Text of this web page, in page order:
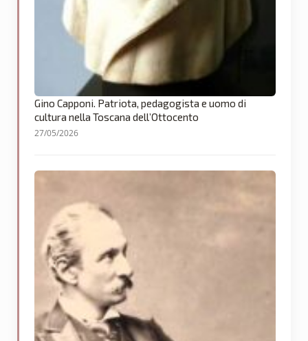
Gino Capponi. Patriota, pedagogista e uomo di
cultura nella Toscana dell’Ottocento
27/05/2026